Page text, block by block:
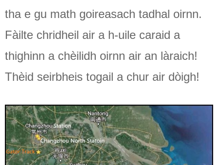
tha e gu math goireasach tadhal oirnn.
Fàilte chridheil air a h-uile caraid a
thighinn a chèilidh oirnn air an làraich!
Thèid seirbheis togail a chur air dòigh!